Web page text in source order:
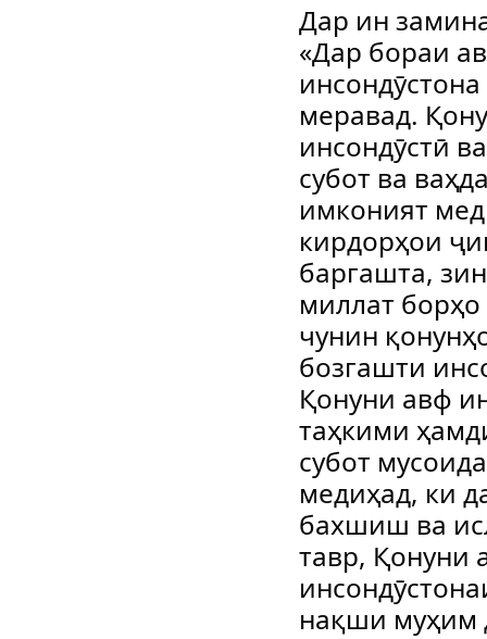
Дар ин
«Дар бораи
меравад.
инсондӯстӣ
субот ва
имконият
кирдорҳои
баргашта,
миллат
чунин
бозгашти
Қонуни авф
таҳкими
субот
медиҳад, ки
бахшиш ва
тавр, Қонуни
нақши муҳим